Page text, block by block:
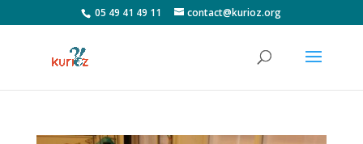
05 49 41 49 11 contact@kurioz.org